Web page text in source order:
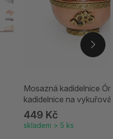
Mosazná kadidelnice
kadidelnice na
449 Kč
skladem > 5 ks